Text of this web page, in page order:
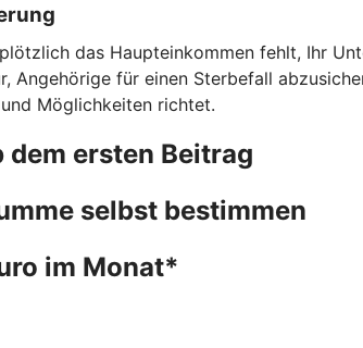
das Haupteinkommen fehlt, Ihr
Angehörige für einen Sterbefall
Möglichkeiten richtet.
ersten Beitrag
selbst bestimmen
im Monat*